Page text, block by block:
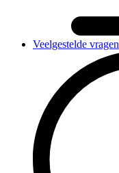
Veelgestelde vragen